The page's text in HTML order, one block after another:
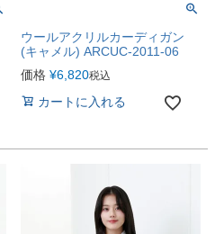
ウールアクリルカーディガン
(キャメル) ARCUC-2011-06
価格 ¥6,820税込
カートに入れる